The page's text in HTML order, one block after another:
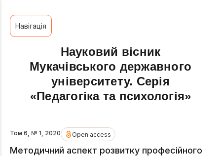
Навігація
Науковий вісник
Мукачівського державного
університету. Серія
«Педагогіка та психологія»
Том 6, № 1, 2020 Open access
Методичний аспект розвитку професійного